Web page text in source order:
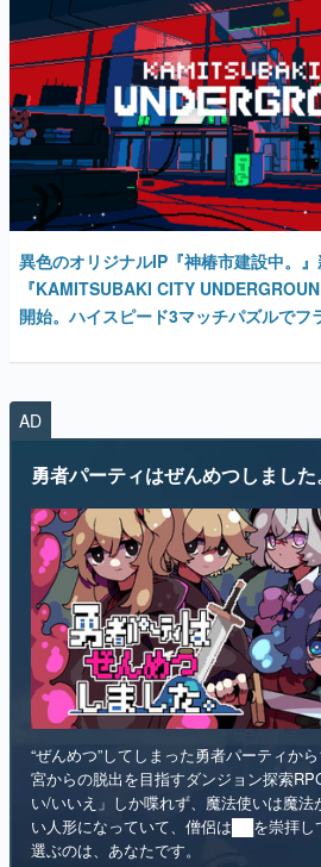
なんでゲームは面白い
ゲーム開発者・hamatsu氏が
具体的な形から解き明かして
です。
ゲームが変えた日本語
「経験値」「裏技」「ラス
の起源や用法の変遷を、コ
イニーP氏が徹底調査。
カテゴリ
特集記事
アプリレビュー
その他
電ファミニコゲーマーとは？
運営：株式会社マレ
異色のオリジナルIP『神椿市建設中。
『KAMITSUBAKI CITY
開始。ハイスピード3マッチパズルでフ
AD
“ぜんめつ”してしまった勇者パーティか
宮からの脱出を目指すダンジョン探索
い/いいえ」しか喋れず、魔法使いは魔
選ぶのは、あなたです。
インディー RPG
リリース日：2026年第4四半期